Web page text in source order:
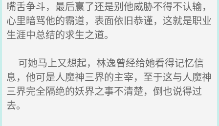
嘴舌争斗，最后赢了还是别他威胁不得不认输，
心里暗骂他的霸道，表面依旧恭谨，这就是职业
生涯中总结的求生之道。
可她马上又想起，林逸曾经给她看得记忆信
息，他可是人魔神三界的主宰，至于这与人魔神
三界完全隔绝的妖界之事不清楚，倒也说得过
去。